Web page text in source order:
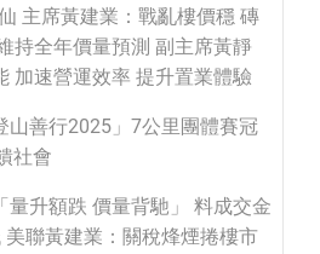
主席黃建業：戰亂樓價穩 磚
持全年價量預測 副主席黃靜
加速營運效率 提升置業體驗
山善行2025」7公里團體賽冠
社會
量升額跌 價量背馳」 料成交金
聯黃建業：關稅烽煙捲樓市